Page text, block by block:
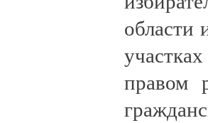
области
правом